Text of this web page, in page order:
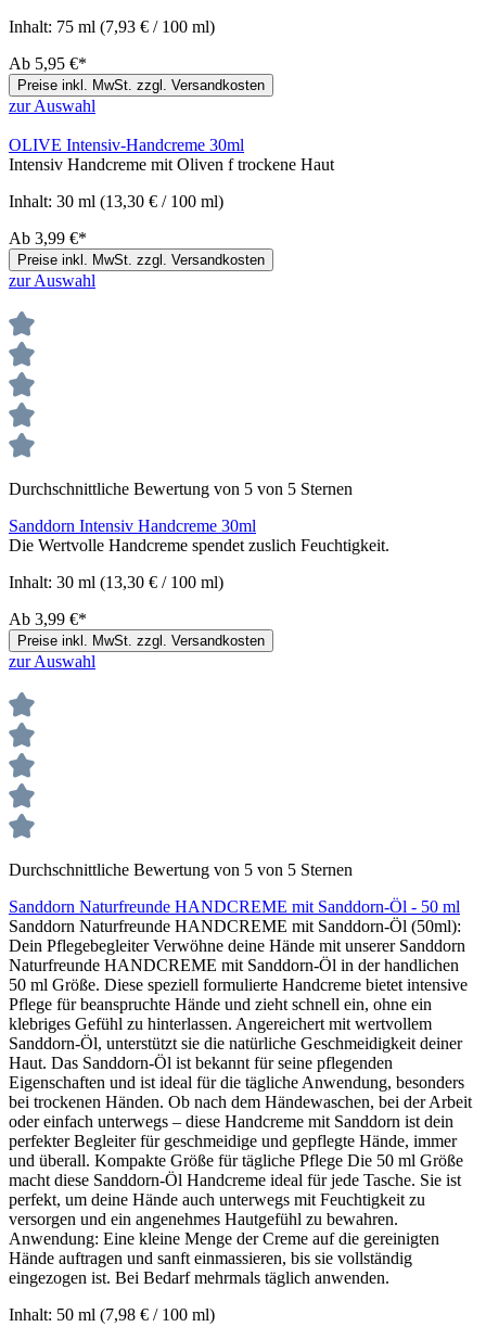
Inhalt: 75 ml (7,93 € / 100 ml)
Ab 5,95 €*
Preise inkl. MwSt. zzgl. Versandkosten
zur Auswahl
OLIVE Intensiv-Handcreme 30ml
Intensiv Handcreme mit Oliven f trockene Haut
Inhalt: 30 ml (13,30 € / 100 ml)
Ab 3,99 €*
Preise inkl. MwSt. zzgl. Versandkosten
zur Auswahl
Durchschnittliche Bewertung von 5 von 5 Sternen
Sanddorn Intensiv Handcreme 30ml
Die Wertvolle Handcreme spendet zuslich Feuchtigkeit.
Inhalt: 30 ml (13,30 € / 100 ml)
Ab 3,99 €*
Preise inkl. MwSt. zzgl. Versandkosten
zur Auswahl
Durchschnittliche Bewertung von 5 von 5 Sternen
Sanddorn Naturfreunde HANDCREME mit Sanddorn-Öl - 50 ml
Sanddorn Naturfreunde HANDCREME mit Sanddorn-Öl (50ml):
Dein Pflegebegleiter Verwöhne deine Hände mit unserer Sanddorn
Naturfreunde HANDCREME mit Sanddorn-Öl in der handlichen
50 ml Größe. Diese speziell formulierte Handcreme bietet intensive
Pflege für beanspruchte Hände und zieht schnell ein, ohne ein
klebriges Gefühl zu hinterlassen. Angereichert mit wertvollem
Sanddorn-Öl, unterstützt sie die natürliche Geschmeidigkeit deiner
Haut. Das Sanddorn-Öl ist bekannt für seine pflegenden
Eigenschaften und ist ideal für die tägliche Anwendung, besonders
bei trockenen Händen. Ob nach dem Händewaschen, bei der Arbeit
oder einfach unterwegs – diese Handcreme mit Sanddorn ist dein
perfekter Begleiter für geschmeidige und gepflegte Hände, immer
und überall. Kompakte Größe für tägliche Pflege Die 50 ml Größe
macht diese Sanddorn-Öl Handcreme ideal für jede Tasche. Sie ist
perfekt, um deine Hände auch unterwegs mit Feuchtigkeit zu
versorgen und ein angenehmes Hautgefühl zu bewahren.
Anwendung: Eine kleine Menge der Creme auf die gereinigten
Hände auftragen und sanft einmassieren, bis sie vollständig
eingezogen ist. Bei Bedarf mehrmals täglich anwenden.
Inhalt: 50 ml (7,98 € / 100 ml)